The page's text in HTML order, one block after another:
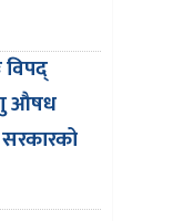
विपद्
औषध
सरकारको